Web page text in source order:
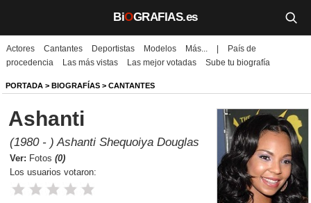
BiOGRAFIAS.es
Biografías
Películas
TV
Música
Un día como hoy
Actores Cantantes Deportistas Modelos Más...
País de
procedencia
Las más vistas Las mejor votadas Sube tu biografía
PORTADA > BIOGRAFÍAS > CANTANTES
Ashanti
(1980 - ) Ashanti Shequoiya Douglas
Ver: Fotos (0)
Los usuarios votaron: